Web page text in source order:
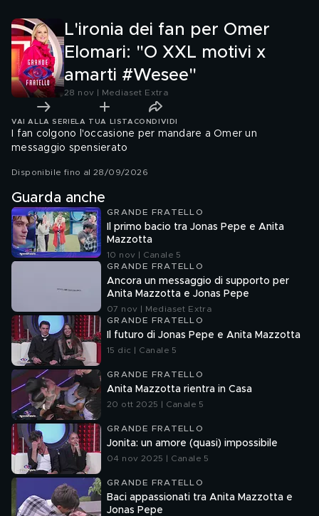
L'ironia dei fan per Omer
Elomari: "O XXL motivi x
amarti #Wesee"
28 nov | Mediaset Extra
VAI ALLA SERIE LA TUA LISTA CONDIVIDI
I fan colgono l'occasione per mandare a Omer un
messaggio spensierato
Disponibile fino al 28/09/2026
Guarda anche
GRANDE FRATELLO
Il primo bacio tra Jonas Pepe e Anita
Mazzotta
10 nov | Canale 5
GRANDE FRATELLO
Ancora un messaggio di supporto per
Anita Mazzotta e Jonas Pepe
07 nov | Mediaset Extra
GRANDE FRATELLO
Il futuro di Jonas Pepe e Anita Mazzotta
15 dic | Canale 5
GRANDE FRATELLO
Anita Mazzotta rientra in Casa
20 ott 2025 | Canale 5
GRANDE FRATELLO
Jonita: un amore (quasi) impossibile
04 nov 2025 | Canale 5
GRANDE FRATELLO
Baci appassionati tra Anita Mazzotta e
Jonas Pepe